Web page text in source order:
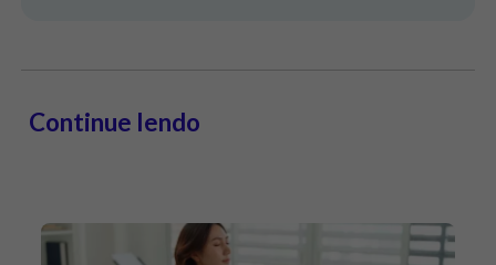
Continue lendo